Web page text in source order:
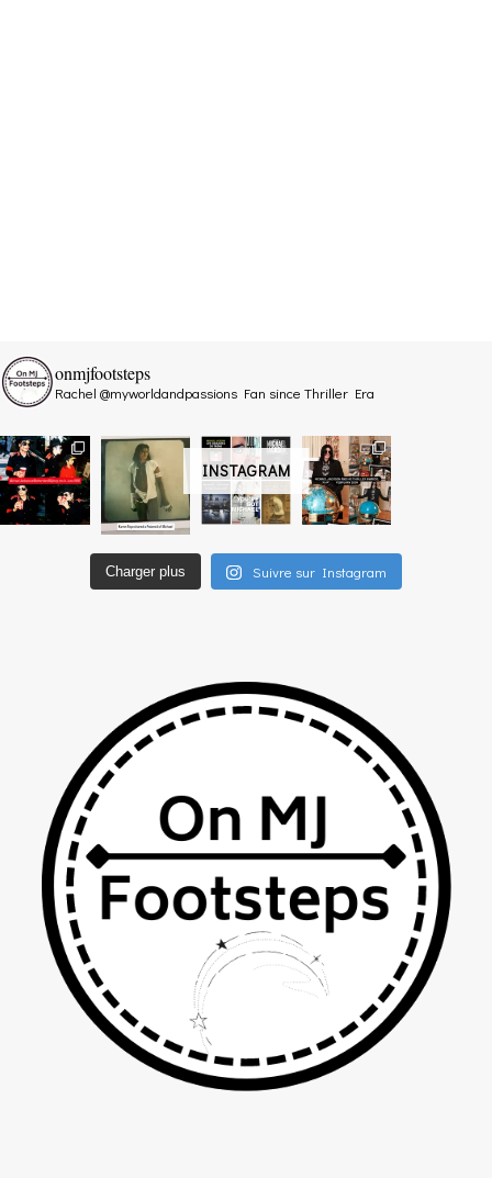
INSTAGRAM
onmjfootsteps
Rachel @myworldandpassions Fan since Thriller Era
Charger plus Suivre sur Instagram